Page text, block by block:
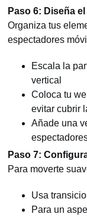
Paso 6: Diseña
Organiza tus
espectadores
Escala la
vertical
Coloca tu
evitar cubrir
Añade una
Paso 7:
Para moverte
Usa
Para un